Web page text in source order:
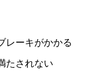
レーキがかかる
たされない